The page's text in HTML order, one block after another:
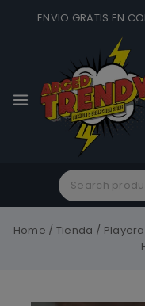
ENVIO GRATIS EN
Home / Tienda /